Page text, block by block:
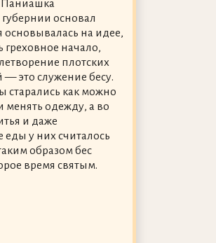
основал
основывалась на идее,
греховное начало,
плотских
— это служение бесу.
как можно
менять одежду, а во
и даже
еды у них считалось
образом бес
время святым.